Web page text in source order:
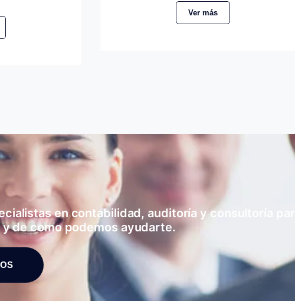
Ver más
en contabilidad, auditoría y consultoría para
de como podemos ayudarte.